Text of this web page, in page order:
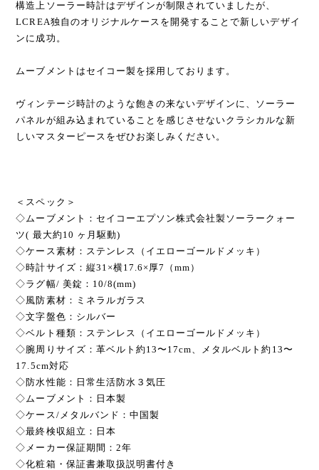
構造上ソーラー時計はデザインが制限されていましたが、
LCREA独自のオリジナルケースを開発することで新しいデザイ
ンに成功。
ムーブメントはセイコー製を採用しております。
ヴィンテージ時計のような飽きの来ないデザインに、ソーラー
パネルが組み込まれていることを感じさせないクラシカルな新
しいマスターピースをぜひお楽しみください。
＜スペック＞
◇ムーブメント：セイコーエプソン株式会社製ソーラークォー
ツ( 最大約10 ヶ月駆動)
◇ケース素材：ステンレス（イエローゴールドメッキ）
◇時計サイズ：縦31×横17.6×厚7（mm）
◇ラグ幅/ 美錠：10/8(mm)
◇風防素材：ミネラルガラス
◇文字盤色：シルバー
◇ベルト種類：ステンレス（イエローゴールドメッキ）
◇腕周りサイズ：革ベルト約13〜17cm、メタルベルト約13〜
17.5cm対応
◇防水性能：日常生活防水３気圧
◇ムーブメント：日本製
◇ケース/メタルバンド：中国製
◇最終検収組立：日本
◇メーカー保証期間：2年
◇化粧箱・保証書兼取扱説明書付き